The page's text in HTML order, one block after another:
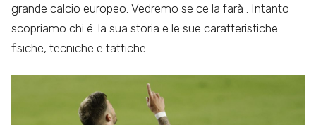
grande calcio europeo. Vedremo se ce la farà . Intanto
scopriamo chi é: la sua storia e le sue caratteristiche
fisiche, tecniche e tattiche.